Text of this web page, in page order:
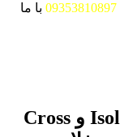
09353810897 با ما
تفاوت بین حالت Isolated Margin و Cross